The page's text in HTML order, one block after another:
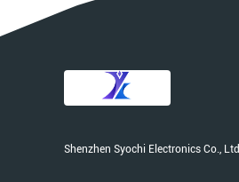
Shenzhen Syochi Electronics Co., Ltd